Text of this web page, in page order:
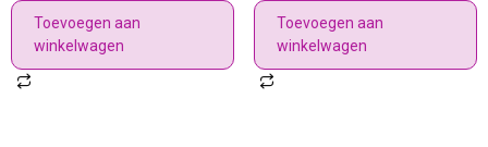
Toevoegen aan
winkelwagen
Toevoegen aan
winkelwagen